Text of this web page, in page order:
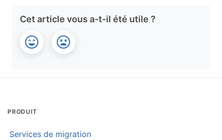
Cet article vous a-t-il été utile ?
PRODUIT
Services de migration